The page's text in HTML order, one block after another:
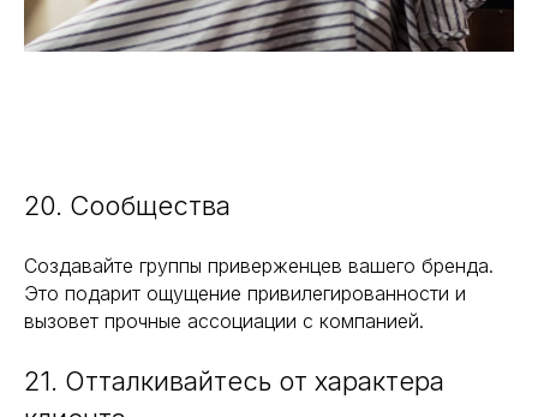
20. Сообщества
Создавайте группы приверженцев вашего бренда.
Это подарит ощущение привилегированности и
вызовет прочные ассоциации с компанией.
21. Отталкивайтесь от характера